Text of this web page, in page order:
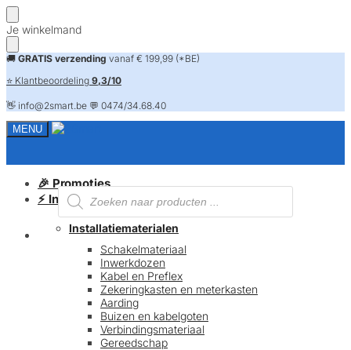
Skip
to
navigation
Skip
to
content
Je winkelmand
🚚 GRATIS verzending vanaf € 199,99 (*BE)
⭐ Klantbeoordeling 9,3/10
👋 info@2smart.be 💬 0474/34.68.40
MENU
Producten
zoeken
FAQ
🎉 Promoties
⚡ Installatiematerialen
Installatiematerialen
Schakelmateriaal
Inwerkdozen
Kabel en Preflex
Zekeringkasten en meterkasten
Aarding
Buizen en kabelgoten
Verbindingsmateriaal
Gereedschap